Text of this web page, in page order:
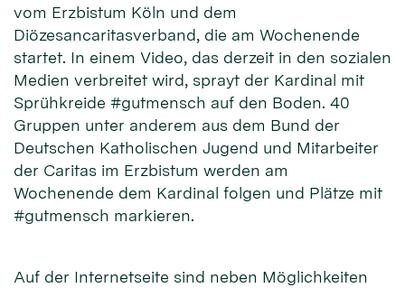
vom Erzbistum Köln und dem
Diözesancaritasverband, die am Wochenende
startet. In einem Video, das derzeit in den sozialen
Medien verbreitet wird, sprayt der Kardinal mit
Sprühkreide #gutmensch auf den Boden. 40
Gruppen unter anderem aus dem Bund der
Deutschen Katholischen Jugend und Mitarbeiter
der Caritas im Erzbistum werden am
Wochenende dem Kardinal folgen und Plätze mit
#gutmensch markieren.
Auf der Internetseite sind neben Möglichkeiten